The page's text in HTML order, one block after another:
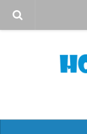
Quy định sử dụng